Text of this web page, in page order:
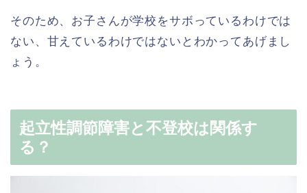
そのため、お子さんが学校をサボっているわけでは
ない、甘えているわけではないとわかってあげまし
ょう。
起立性調節障害と不登校は関係す
る？